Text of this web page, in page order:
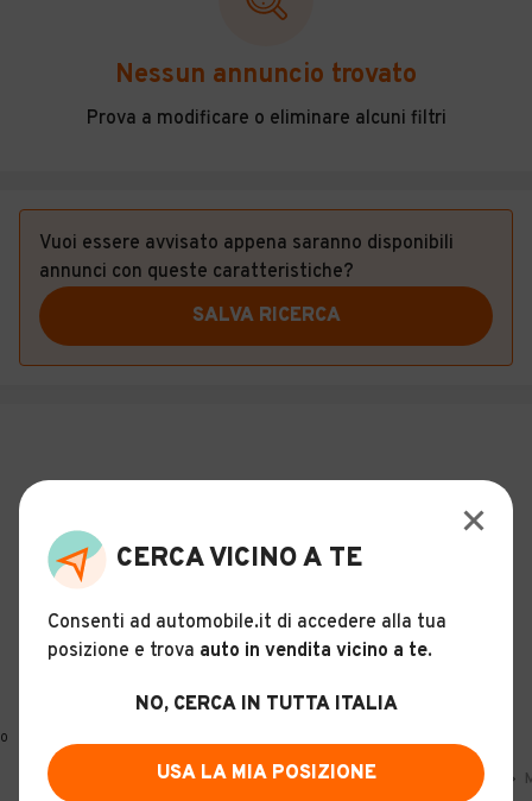
ConcessionariNessun annuncio trovato
Prova a modificare o eliminare alcuni filtri
Vuoi essere avvisato appena saranno disponibili
annunci con queste caratteristiche?
SALVA RICERCA
0
Home Motrici per semirimorchi Man Liguria La Spezia
CERCA VICINO A TE
Consenti ad automobile.it di accedere alla tua
posizione e trova auto in vendita vicino a te.
NO, CERCA IN TUTTA ITALIA
USA LA MIA POSIZIONE